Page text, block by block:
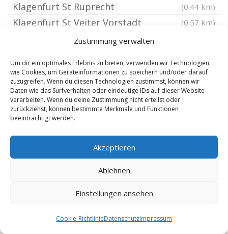
Zustimmung verwalten
Um dir ein optimales Erlebnis zu bieten, verwenden wir Technologien
wie Cookies, um Geräteinformationen zu speichern und/oder darauf
zuzugreifen. Wenn du diesen Technologien zustimmst, können wir
Daten wie das Surfverhalten oder eindeutige IDs auf dieser Website
verarbeiten. Wenn du deine Zustimmung nicht erteilst oder
zurückziehst, können bestimmte Merkmale und Funktionen
beeinträchtigt werden.
Akzeptieren
Ablehnen
Einstellungen ansehen
Cookie-RichtlinieDatenschutzImpressum
Klagenfurt St Ruprecht (0.44 km)
Klagenfurt St Veiter Vorstadt (0.57 km)
Klagenfurt Annabichl
Klagenfurt Waidmannsdorf (1.93 km)
Klagenfurt (2.65 km)
Klagenfurt Viktring
Ferlach
Feldkirchen in Kärnten (12.27 km)
Sankt Veit an der Glan